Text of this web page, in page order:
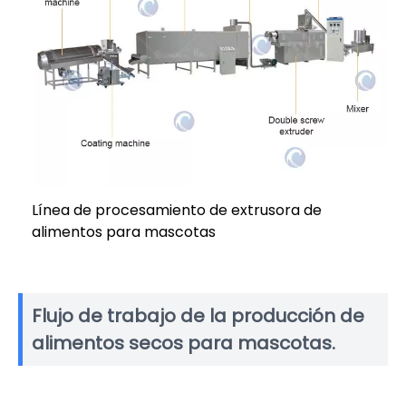
Línea de procesamiento de extrusora de
alimentos para mascotas
Flujo de trabajo de la producción de
alimentos secos para mascotas.